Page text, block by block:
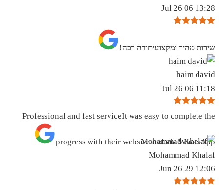
13:28 06 Jul 26
שירות מהיר ומקצועיתודה רבה!
haim david
11:18 06 Jul 26
Professional and fast serviceIt was easy to complete the
progress with their website and via WhatsApp
Mohammad Khalaf
12:06 29 Jun 26